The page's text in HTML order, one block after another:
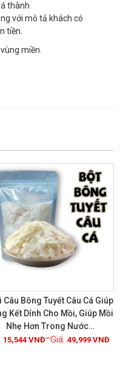
thành
với mô tả khách có
tiền.
miền.
GIÁ!
Xem chi tiết
Câu Bông Tuyết Câu Cá Giúp
Kết Dính Cho Mồi, Giúp Mồi
Nhẹ Hơn Trong Nước…
15,544 VNĐ– 49,999 VNĐ